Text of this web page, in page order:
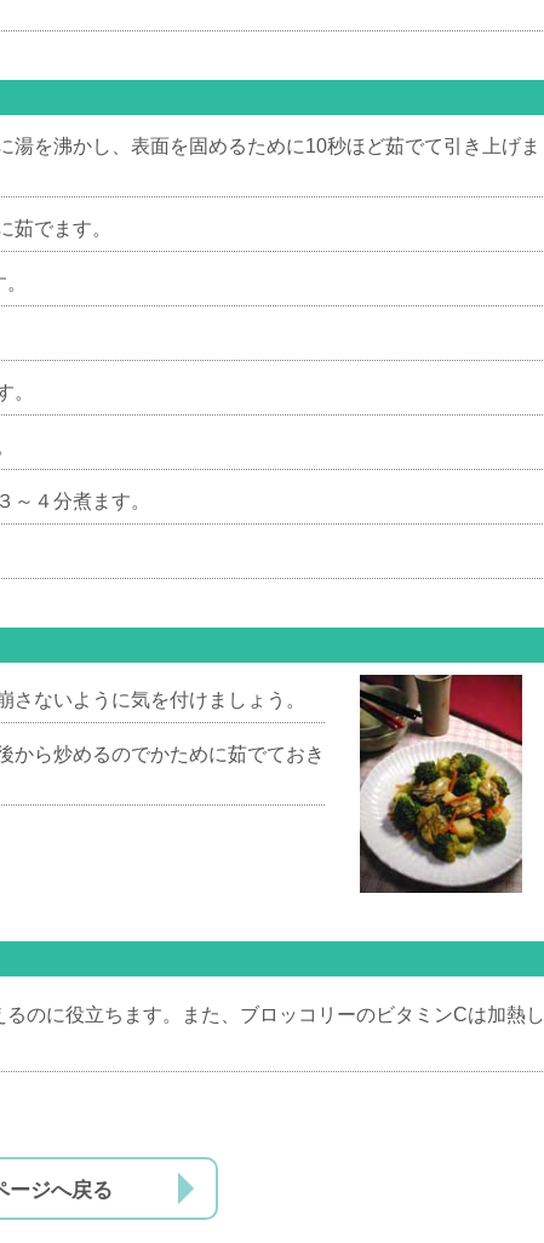
を沸かし、表面を固めるために10秒ほど茹でて引き上げま
茹でます。
。
～４分煮ます。
ないように気を付けましょう。
から炒めるのでかために茹でておき
のに役立ちます。また、ブロッコリーのビタミンCは加熱し
ージへ戻る